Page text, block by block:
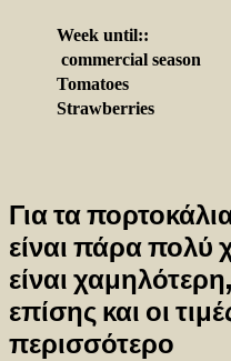
Week until::
commercial season
Tomatoes
Strawberries
Για τα
είναι πάρα πολύ
είναι
επίσης και οι
περισσότερο